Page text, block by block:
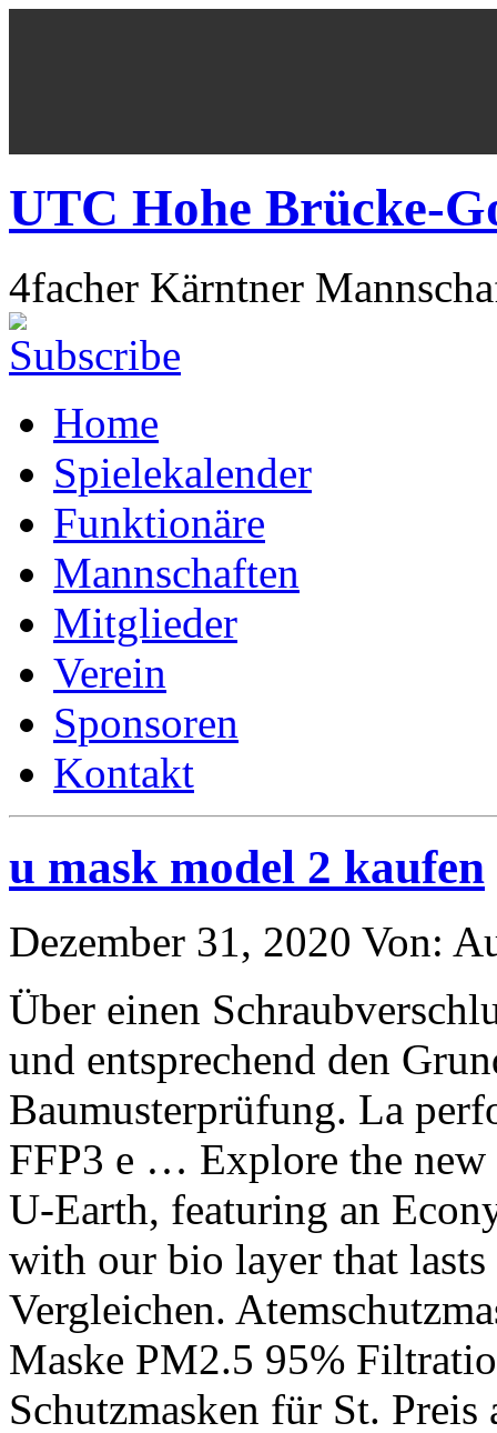
UTC Hohe Brücke-
4facher Kärntner
Home
Spielekalender
Funktionäre
Mannschaften
Mitglieder
Verein
Sponsoren
Kontakt
u mask model 2 kaufen
Dezember 31, 2020 Von:
Über einen Schraubverschluss oder … Sie sind EU konform und entsprechend den Grundlagen der EU Baumusterprüfung. La performance è paragonabile ad una FFP3 e … Explore the new U-Mask Model 2 developed by U-Earth, featuring an Econyl cover and replaceable refill with our bio layer that lasts up to 200 hours. Zum Vergleich Vergleichen. Atemschutzmaske 100 Stück ICOCO® FFP2 Maske PM2.5 95% Filtration Gesichtsmaske Vliesstoff Schutzmasken für St. Preis ab 26,89 Euro (28.12.2020). Top-Angebote für Masken online entdecken bei eBay. Mund-Nasen-Masken online kaufen bei OTTO » Mehrweg Community-Masken Einweg-Masken für Kinder & Erwachsene » Jetzt schnell bestellen! Sie kaufen somit nicht nur bei uns, als deutschem Händler, sondern auch ein Maske die komplett von A bis Z in Deutschland produziert wurde. Jetzt meist versandkostenfrei kaufen! Exact mask specification as worn by the team The refill features four layers of filtration, is. The mask is very comfortable and good looking, it's great that it's reusable and the high quality of the filter. Wiederverwendbare Maske sind Mehrweg-Modelle mit hohem Tragekomfort und guter Atemluftventilation, die Sie immer wieder einsetzen können. The €19 refill lasts up to 200 hours and it is easily interchangeable. U-Mask is a U-Earth Biotech product and part of Pure Air Zone project. Worauf beim Tragen eines Mundschutzes zu achten ist . FFP3 Atemschutzmasken im Angebot Große Auswahl Schutz vor Viren, Staub und Schimmelpilzen FFP3 Atemschutzmasken jetzt bestellen! Einfache OP- Masken durchweichen in der Regel nach rund 20 Minuten ununterbrochenem Tragen. Schlüssel, Handy, Geldbeutel, Maske - … Please note: If the products are out of stock, please check back later. Die Mundschutzmasken sind zertifizierte Medizinprodukte. Esplora la nuova U-Mask Model 2, con una cover in lycra Econyl ed un refill intercambiabile innovativo dalla durata di 200 ore di utilizzo effettivo. FFP2-Masken kaufen bei Satiata. U-Mask is the first biotech mask super effective against viruses, bacteria and air pollution. Auf Grund der weltweiten Pandemie des Virus SARS-CoV-2 ist der verfügbare und lieferbare Bestand an Schutzmasken nach EN 149 auf ein sehr kritisches Niveau gesunken. Vor allem für den beruflichen Zweck ist die Maske gut geeignet. U-Earth Biotech Ltd. 38 Craven Street. Mund und Nasenschutz im Angebot Große Auswahl Top Marken Viele Bezahlmöglichkeiten Mund und Nasenschutz jetzt bestellen! © 2020 U-Earth Biotech, all rights reserved. Die Masken sind mit einem wechselbaren Atemschutzfilter ausgestattet, der in vielen Schutzklassen und Schutzstufen angeboten wird. U-Mask offers superior protection against pollution, viruses and bacteria thanks to the exclusive biolayer developed by U-Earth. The cover can be washed in the washing machine at 30 °C while the refill can be cleaned with a damp cloth or a sanitized tissue. Großes Mundschutz-Sortiment: FFP2, FFP3-Schutzfaktor Atemschutzmasken auf real.de Jetzt bestellen! Compliant with the EN14683 standard, the only standard that takes into account BFE (Bacterial Filtration Efficiency), U-Mask protects the user and those around them from contagion for up to 200 hours of effective use. The Econyl Lycra cover is made from recycled ocean plastics. Mund- u. Nasenmaske Gesichtsmaske GEBOL blau 3-lagig, ... Community Maske Gesichtsmaske Stoffmaske Hammer Workwear schwarz, Größe M (4) Noch nicht bewertet ab 6,78 € * / ST. Online bestellbar; reservierbar; Top-Artikel. The result is an extremely comfortable fit for prolonged periods. Zum Masken Shop. Email: info@u-mask.eu Explore the brand new U-Mask Model 2 collaboration with (RED), featuring superior protection against viruses, bacteria, and air pollution. We are experiencing unprecedented demand and we are constantly restocking our products. Masken kaufen: Welche Atem- und Gesichtsmasken Sie tragen sollen Modell Notaufnahme oder Etsy? FFP2 Maske Atemschutzmaske, Konformität mit EN 149:2001 + A1:2009, Maske mit mehrschichtigem Filtersystem, freier und bequemer Atem (20X) 4,2 von 5 Sternen 9 29,90 € 29,90 € (1,50 €/Stück) U-Mask is comparable to an FFP2 & FFP3 standard of protection. Umask Model 2 black, army, desert, cloud, babylon. Wie beim Kauf eines Pullovers oder einer Hose ist auch bei einer Mund- … Mit hohem Komfort schützen Sie sich so vor festen und flüssigen Aerosolen, Stäuben, Nebel und Rauch – selbst wenn der Einsatz einmal länger dauert. Wann benutzt man eine